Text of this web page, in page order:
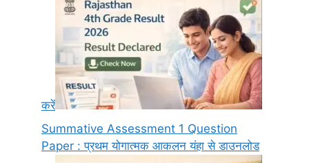
करें
Summative Assessment 1 Question
Paper : प्रथम योगात्मक आकलन यंहा से डाउनलोड